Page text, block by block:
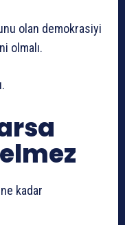
olan demokrasiyi
olmalı.
kadar